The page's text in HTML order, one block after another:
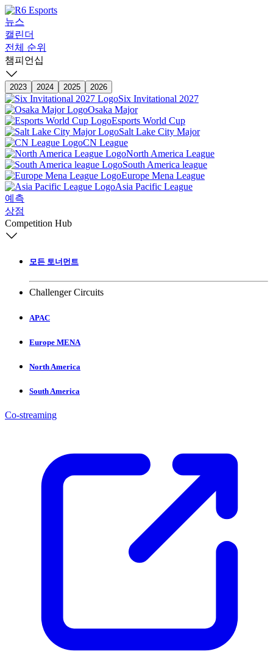
뉴스
캘린더
전체 순위
챔피언십
2023 2024 2025 2026
Six Invitational 2027
Osaka Major
Esports World Cup
Salt Lake City Major
CN League
North America League
South America league
Europe Mena League
Asia Pacific League
예측
상점
Competition Hub
모든 토너먼트
Challenger Circuits
APAC
Europe MENA
North America
South America
Co-streaming